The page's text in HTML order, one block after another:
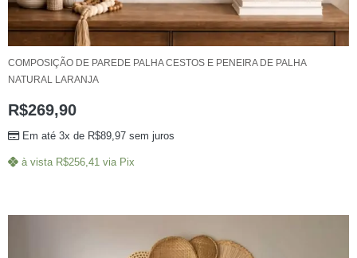
COMPOSIÇÃO DE PAREDE PALHA CESTOS E PENEIRA DE PALHA
NATURAL LARANJA
R$269,90
Em até 3x de R$89,97 sem juros
à vista R$256,41 via Pix